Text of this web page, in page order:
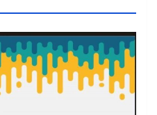
r e